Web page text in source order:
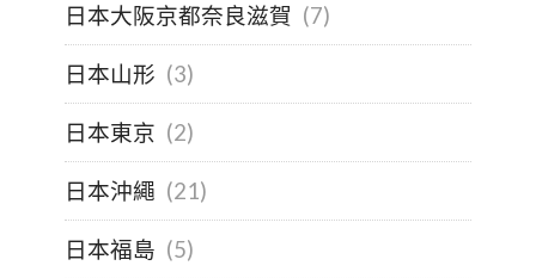
日本大阪京都奈良滋賀 (7)
日本山形 (3)
日本東京 (2)
日本沖繩 (21)
日本福島 (5)